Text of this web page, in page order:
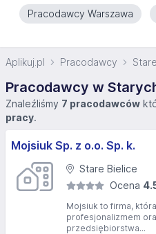
Pracodawcy Warszawa
Aplikuj.pl Pracodawcy
Pracodawcy w
Znaleźliśmy 7 pracodawców
pracy.
Mojsiuk Sp. z o.o. Sp. k.
Stare Bielice
Ocena
Mojsiuk to firma,
profesjonalizmem
przedsiębiorstwa...